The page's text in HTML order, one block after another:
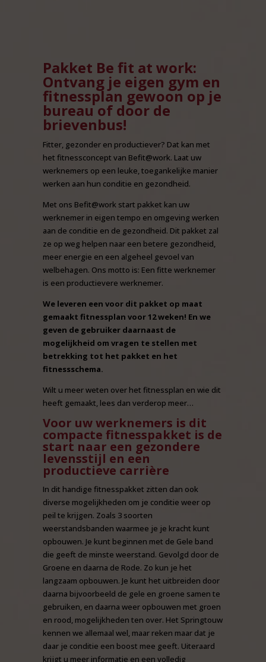
Pakket Be fit at work:
Ontvang je eigen gym en
fitnessplan gewoon op je
bureau of door de
brievenbus!
Fitter, gezonder en productiever? Dat kan met
het fitnessconcept van Befit@work. Laat uw
werknemers op een leuke, toegankelijke manier
werken aan hun conditie en gezondheid.
Met ons Befit@work start pakket kan uw
werknemer in eigen tempo en omgeving werken
aan de conditie en de gezondheid. Dit pakket zal
ze op weg helpen naar een betere gezondheid,
meer energie en een algeheel gevoel van
welbehagen. Ons motto is: Een fitte werknemer
is een productievere werknemer.
We leveren een voor dit pakket op maat
gemaakt fitnessplan voor 12 weken! En we
geven de gebruiker daarnaast de
mogelijkheid om vragen te stellen met
betrekking tot het pakket en het
fitnessschema.
Wilt u meer weten over het fitnessplan en wie dit
heeft gemaakt, lees dan verderop meer…
Voor uw werknemers is dit
compacte fitnesspakket is de
start naar een gezondere
levensstijl en een
productieve carrière
In dit handige fitnesspakket zitten dan ook
diverse mogelijkheden om je conditie weer op
peil te krijgen. Zoals 3 soorten
weerstandsbanden waarmee je je kracht kunt
opbouwen. Je kunt beginnen met de Gele band
die geeft de minste weerstand. Gevolgd door de
Groene en daarna de Rode. Zo kun je het
langzaam opbouwen. Je kunt het uitbreiden door
daarna bijvoorbeeld de gele en groene samen te
gebruiken, en daarna weer opbouwen met groen
en rood, mogelijkheden ten over. Het Springtouw
kennen we allemaal wel, maar reken maar dat je
daar je conditie een boost mee geeft. Uiteraard
krijgt u meer informatie en een volledig